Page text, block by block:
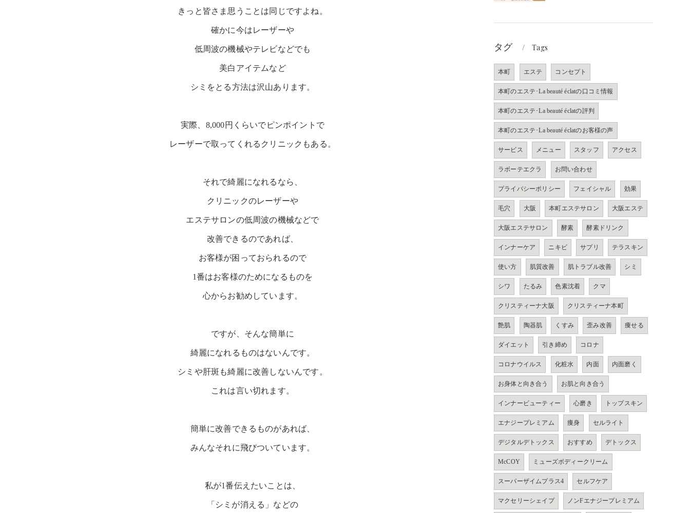
きっと皆さま思うことは同じですよね。
確かに今はレーザーや
低周波の機械やテレビなどでも
美白アイテムなど
シミをとる方法は沢山あります。
実際、8,000円くらいでピンポイントで
レーザーで取ってくれるクリニックもある。
それで綺麗になれるなら、
クリニックのレーザーや
エステサロンの低周波の機械などで
改善できるのであれば、
お客様が困っておられるので
1番はお客様のためになるものを
心からお勧めしています。
ですが、そんな簡単に
綺麗になれるものはないんです。
シミや肝斑も綺麗に改善しないんです。
これは言い切れます。
簡単に改善できるものがあれば、
みんなそれに飛びついています。
私が1番伝えたいことは、
「シミが消える」などの
タグ Tags
本町 エステ コンセプト
本町のエステ･La beauté éclatの口コミ情報
本町のエステ･La beauté éclatの評判
本町のエステ･La beauté éclatのお客様の声
サービス メニュー スタッフ アクセス
ラボーテエクラ お問い合わせ
プライバシーポリシー フェイシャル 効果
毛穴 大阪 本町エステサロン 大阪エステ
大阪エステサロン 酵素 酵素ドリンク
インナーケア ニキビ サプリ テラスキン
使い方 肌質改善 肌トラブル改善 シミ
シワ たるみ 色素沈着 クマ
クリスティーナ大阪 クリスティーナ本町
艶肌 陶器肌 くすみ 歪み改善 痩せる
ダイエット 引き締め コロナ
コロナウイルス 化粧水 内面 内面磨く
お身体と向き合う お肌と向き合う
インナービューティー 心磨き トップスキン
エナジープレミアム 痩身 セルライト
デジタルデトックス おすすめ デトックス
McCOY ミューズボディークリーム
スーパーザイムプラス4 セルフケア
マクセリーシェイプ ノンFエナジープレミアム